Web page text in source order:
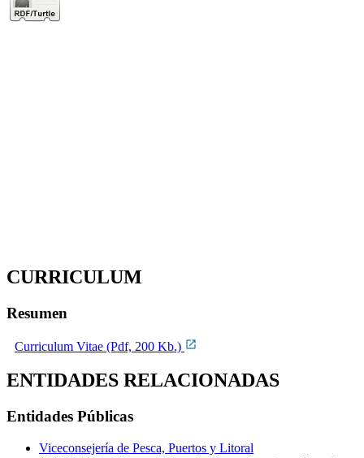
CURRICULUM
Resumen
Curriculum Vitae (Pdf, 200 Kb.)
ENTIDADES RELACIONADAS
Entidades Públicas
Viceconsejería de Pesca, Puertos y Litoral